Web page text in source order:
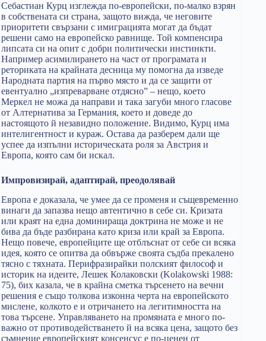
Себастиан Курц изглежда по-европейски, по-малко взрян
в собствената си страна, защото вижда, че неговите
приоритети свързани с имиграцията могат да бъдат
решени само на европейско равнище. Той компенсира
липсата си на опит с добри политически инстинкти.
Например асимилирането на част от програмата и
реториката на крайната десница му помогна да изведе
Народната партия на първо място и да се защити от
евентуално „изпреварване отдясно” – нещо, което
Меркел не можа да направи и така загуби много гласове
от Алтернатива за Германия, което и доведе до
настоящото й незавидно положение. Видимо, Курц има
интелигентност и кураж. Остава да разберем дали ще
успее да изпълни историческата роля за Австрия и
Европа, която сам би искал.
Импровизирай, адаптирай, преодолявай
Европа е доказала, че умее да се променя и същевременно
винаги да запазва нещо автентично в себе си. Кризата
или краят на една доминираща доктрина не може и не
бива да бъде разбирана като криза или край за Европа.
Нещо повече, европейците ще отблъснат от себе си всяка
идея, която се опитва да обвърже своята съдба прекалено
тясно с тяхната. Перифразирайки полският философ и
историк на идеите, Лешек Колаковски (Kolakowski 1988:
75), бих казала, че в крайна сметка търсенето на вечни
решения е също толкова изконна черта на европейското
мислене, колкото е и отричането на легитимността на
това търсене. Управляването на промяната е много по-
важно от противодействането й на всяка цена, защото без
съмнение европейският консенсус е по-ценен от